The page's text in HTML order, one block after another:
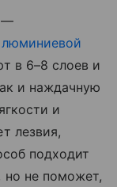
—
в 6–8 слоев и
и наждачную
и
лезвия,
подходит
не поможет,